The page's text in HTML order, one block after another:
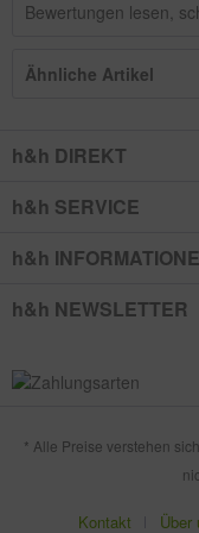
Bewertungen lesen,
Ähnliche Artikel
h&h DIREKT
h&h SERVICE
h&h
h&h NEWSLETTER
* Alle Preise verstehen
Kontakt Über